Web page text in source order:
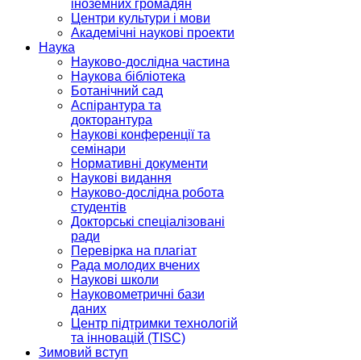
іноземних громадян
Центри культури і мови
Академічні наукові проекти
Наука
Науково-дослідна частина
Наукова бібліотека
Ботанічний сад
Аспірантура та
докторантура
Наукові конференції та
семінари
Нормативні документи
Наукові видання
Науково-дослідна робота
студентів
Докторські спеціалізовані
ради
Перевірка на плагіат
Рада молодих вчених
Наукові школи
Науковометричні бази
даних
Центр підтримки технологій
та інновацій (TISC)
Зимовий вступ